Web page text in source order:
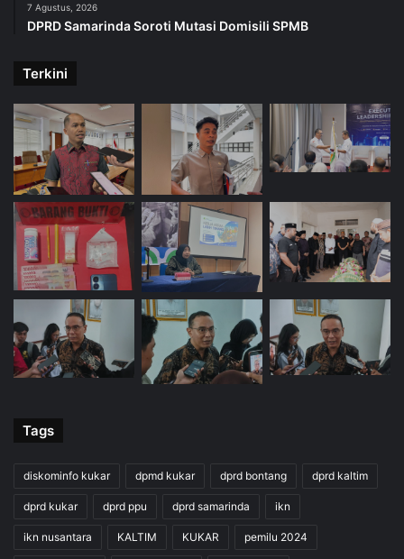
7 Agustus, 2026
DPRD Samarinda Soroti Mutasi Domisili SPMB
Terkini
Tags
diskominfo kukar dpmd kukar dprd bontang dprd kaltim
dprd kukar dprd ppu dprd samarinda ikn
ikn nusantara KALTIM KUKAR pemilu 2024